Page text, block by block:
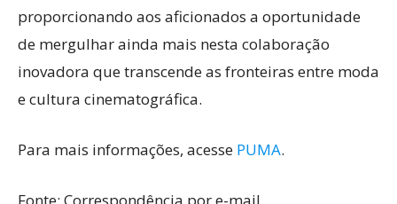
proporcionando aos aficionados a oportunidade
de mergulhar ainda mais nesta colaboração
inovadora que transcende as fronteiras entre moda
e cultura cinematográfica.
Para mais informações, acesse PUMA.